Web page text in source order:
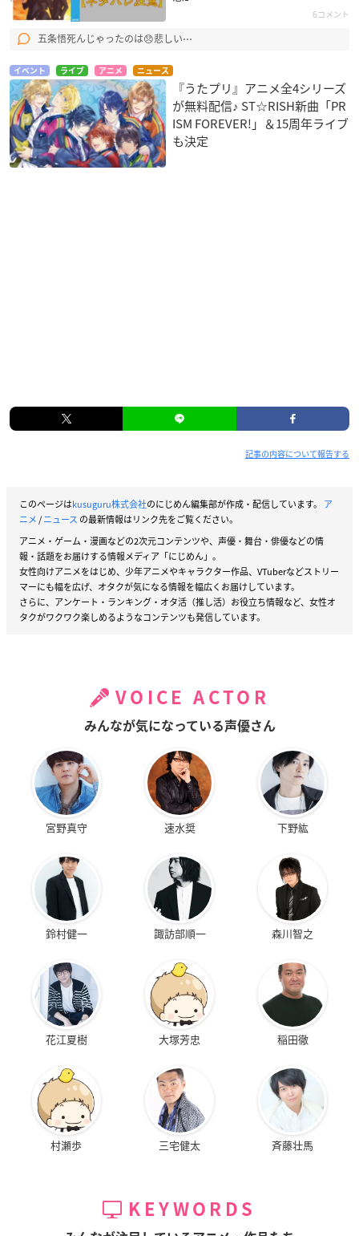
6コメント
五条悟死んじゃったのは😞悲しい⋯
イベント ライブ アニメ ニュース
『うたプリ』アニメ全4シリーズ
が無料配信♪ ST☆RISH新曲「PR
ISM FOREVER!」＆15周年ライブ
も決定
記事の内容について報告する
このページはkusuguru株式会社のにじめん編集部が作成・配信しています。 ア
ニメ/ニュース の最新情報はリンク先をご覧ください。
アニメ・ゲーム・漫画などの2次元コンテンツや、声優・舞台・俳優などの情
報・話題をお届けする情報メディア「にじめん」。
女性向けアニメをはじめ、少年アニメやキャラクター作品、VTuberなどストリー
マーにも幅を広げ、オタクが気になる情報を幅広くお届けしています。
さらに、アンケート・ランキング・オタ活（推し活）お役立ち情報など、女性オ
タクがワクワク楽しめるようなコンテンツも発信しています。
VOICE ACTOR
みんなが気になっている声優さん
宮野真守 速水奨 下野紘
鈴村健一 諏訪部順一 森川智之
花江夏樹 大塚芳忠 稲田徹
村瀬歩 三宅健太 斉藤壮馬
KEYWORDS